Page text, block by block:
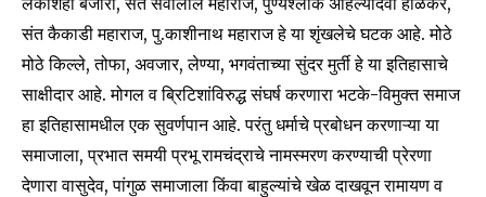
संत कैकाडी महाराज, पु.काशीनाथ महाराज हे या शृंखलेचे घटक आहे. मोठे
मोठे किल्ले, तोफा, अवजार, लेण्या, भगवंताच्या सुंदर मुर्ती हे या इतिहासाचे
साक्षीदार आहे. मोगल व ब्रिटिशांविरुद्ध संघर्ष करणारा भटके-विमुक्त समाज
हा इतिहासामधील एक सुवर्णपान आहे. परंतु धर्माचे प्रबोधन करणाऱ्या या
समाजाला, प्रभात समयी प्रभू रामचंद्राचे नामस्मरण करण्याची प्रेरणा
देणारा वासुदेव, पांगुळ समाजाला किंवा बाहुल्यांचे खेळ दाखवून रामायण व